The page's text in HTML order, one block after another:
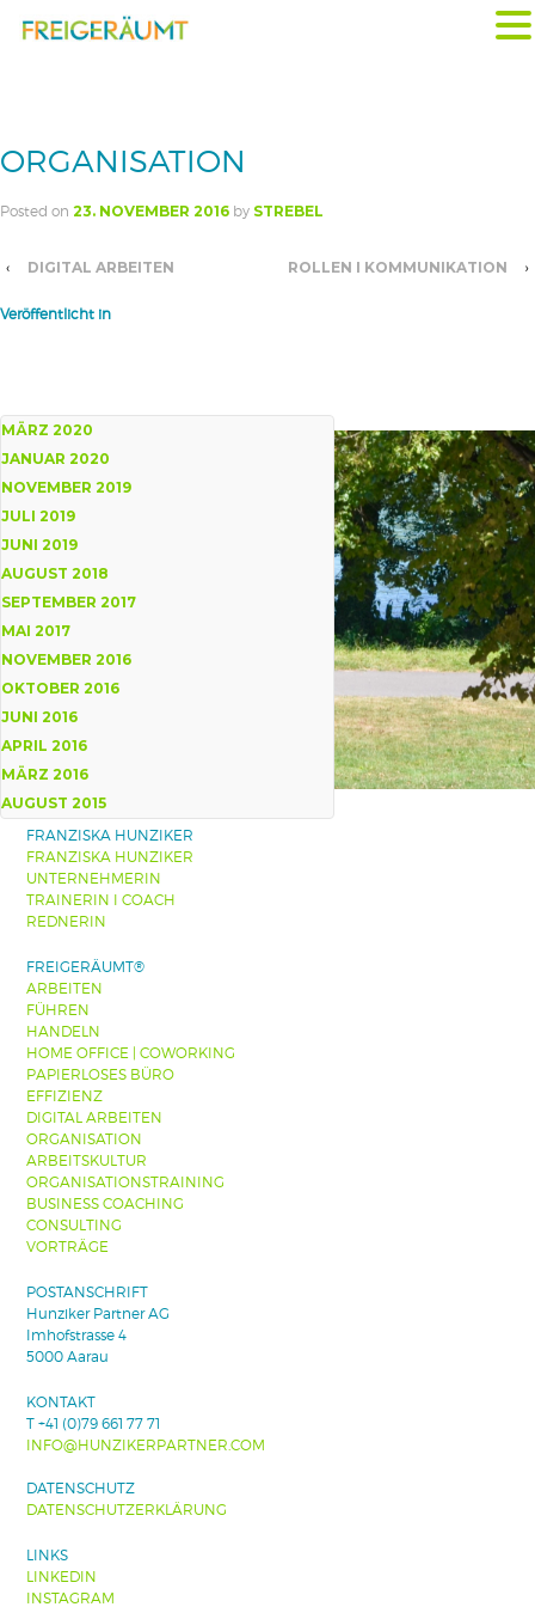
ORGANISATION
Posted on 23. NOVEMBER 2016 by STREBEL
‹ DIGITAL ARBEITEN ROLLEN I KOMMUNIKATION ›
Veröffentlicht in
MÄRZ 2020
JANUAR 2020
NOVEMBER 2019
JULI 2019
JUNI 2019
AUGUST 2018
SEPTEMBER 2017
MAI 2017
NOVEMBER 2016
OKTOBER 2016
JUNI 2016
APRIL 2016
MÄRZ 2016
AUGUST 2015
FRANZISKA HUNZIKER
FRANZISKA HUNZIKER
UNTERNEHMERIN
TRAINERIN I COACH
REDNERIN
FREIGERÄUMT®
ARBEITEN
FÜHREN
HANDELN
HOME OFFICE | COWORKING
PAPIERLOSES BÜRO
EFFIZIENZ
DIGITAL ARBEITEN
ORGANISATION
ARBEITSKULTUR
ORGANISATIONSTRAINING
BUSINESS COACHING
CONSULTING
VORTRÄGE
POSTANSCHRIFT
Hunziker Partner AG
Imhofstrasse 4
5000 Aarau
KONTAKT
T +41 (0)79 661 77 71
INFO@HUNZIKERPARTNER.COM
DATENSCHUTZ
DATENSCHUTZERKLÄRUNG
LINKS
LINKEDIN
INSTAGRAM